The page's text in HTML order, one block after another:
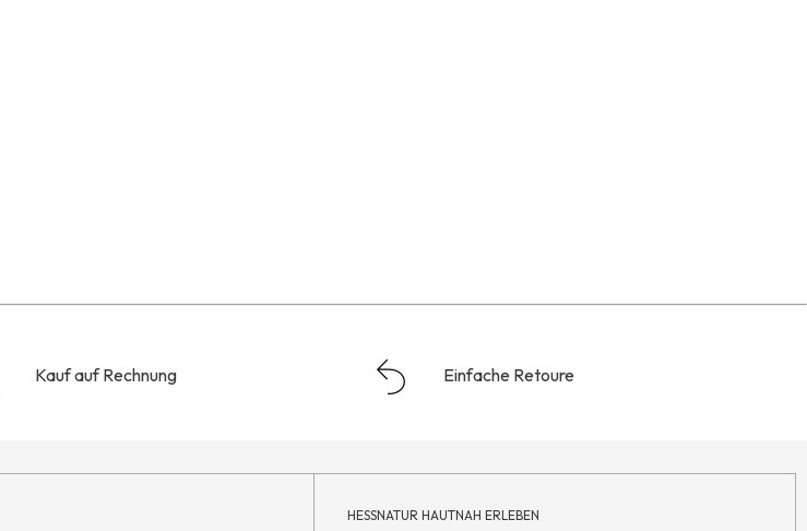
Kauf auf Rechnung Einfache Retoure
HESSNATUR HAUTNAH ERLEBEN